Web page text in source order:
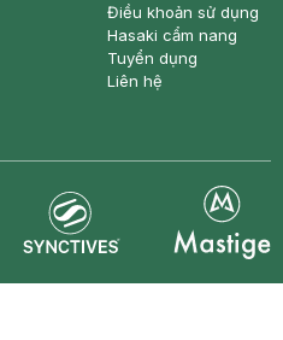
Điều khoản sử dụng
Hasaki cẩm nang
Tuyển dụng
Liên hệ